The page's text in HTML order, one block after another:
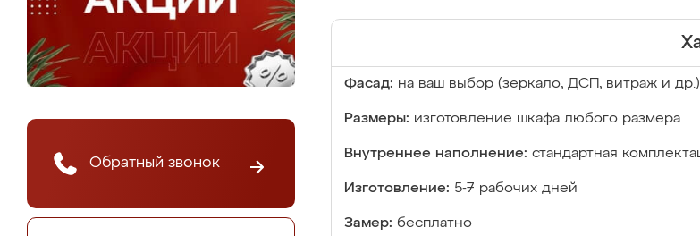
Обратный звонок
Фасад: на ваш выбор (зеркало, ДСП, витраж и др.)
Размеры: изготовление шкафа любого размера
Внутреннее наполнение: стандартная
Изготовление: 5-7 рабочих дней
Замер: бесплатно